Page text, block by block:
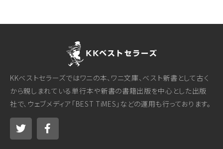
KKベストセラーズではワニの本、ワニ文庫、ベスト新書として古く
から親しまれている単行本や新書の書籍出版を中心とした出版
社で、ウェブメディア「BEST TiMES」などの運用も行っております。